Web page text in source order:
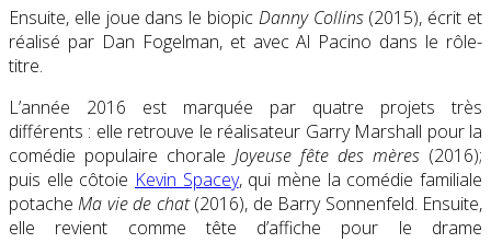
Ensuite, elle joue dans le biopic Danny Collins (2015), écrit et
réalisé par Dan Fogelman, et avec Al Pacino dans le rôle-
titre.
L’année 2016 est marquée par quatre projets très
différents : elle retrouve le réalisateur Garry Marshall pour la
comédie populaire chorale Joyeuse fête des mères (2016);
puis elle côtoie Kevin Spacey, qui mène la comédie familiale
potacheMa vie de chat(2016), de Barry Sonnenfeld. Ensuite,
elle revient comme tête d’affiche pour le drame